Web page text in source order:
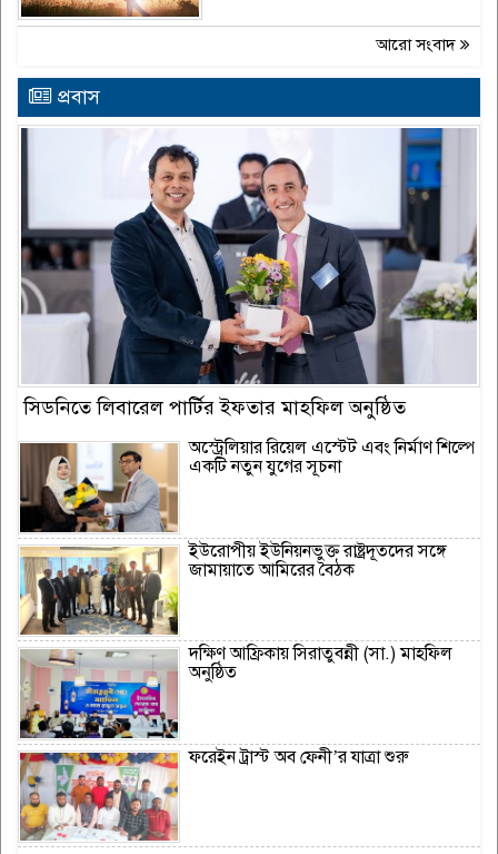
আরো সংবাদ
প্রবাস
সিডনিতে লিবারেল পার্টির ইফতার মাহফিল অনুষ্ঠিত
অস্ট্রেলিয়ার রিয়েল এস্টেট এবং নির্মাণ শিল্পে
একটি নতুন যুগের সূচনা
ইউরোপীয় ইউনিয়নভুক্ত রাষ্ট্রদূতদের সঙ্গে
জামায়াতে আমিরের বৈঠক
দক্ষিণ আফ্রিকায় সিরাতুবন্নী (সা.) মাহফিল
অনুষ্ঠিত
ফরেইন ট্রাস্ট অব ফেনী’র যাত্রা শুরু